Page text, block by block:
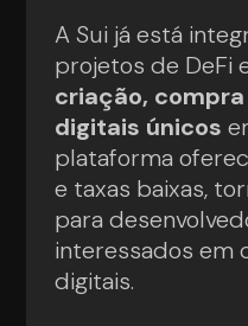
A Sui já está
projetos de DeFi
criação,
digitais únicos
plataforma
e taxas baixas,
para
interessados em
digitais.